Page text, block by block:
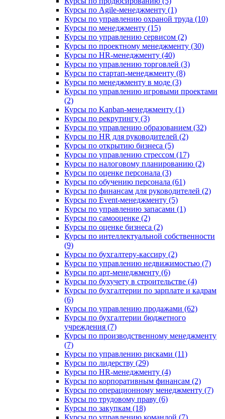
Курсы по Agile-менеджменту (1)
Курсы по управлению охраной труда (10)
Курсы по менеджменту (15)
Курсы по управлению сервисом (2)
Курсы по проектному менеджменту (30)
Курсы по HR-менеджменту (40)
Курсы по управлению торговлей (3)
Курсы по стартап-менеджменту (8)
Курсы по менеджменту в моде (3)
Курсы по управлению игровыми проектами
(2)
Курсы по Kanban-менеджменту (1)
Курсы по рекрутингу (3)
Курсы по управлению образованием (32)
Курсы по HR для руководителей (2)
Курсы по открытию бизнеса (5)
Курсы по управлению стрессом (17)
Курсы по налоговому планированию (2)
Курсы по оценке персонала (3)
Курсы по обучению персонала (61)
Курсы по финансам для руководителей (2)
Курсы по Event-менеджменту (5)
Курсы по управлению запасами (1)
Курсы по самооценке (2)
Курсы по оценке бизнеса (2)
Курсы по интеллектуальной собственности
(9)
Курсы по бухгалтеру-кассиру (2)
Курсы по управлению недвижимостью (7)
Курсы по арт-менеджменту (6)
Курсы по бухучету в строительстве (4)
Курсы по бухгалтерии по зарплате и кадрам
(6)
Курсы по управлению продажами (62)
Курсы по бухгалтерии бюджетного
учреждения (7)
Курсы по производственному менеджменту
(7)
Курсы по управлению рисками (11)
Курсы по лидерству (29)
Курсы по HR-менеджменту (4)
Курсы по корпоративным финансам (2)
Курсы по операционному менеджменту (7)
Курсы по трудовому праву (6)
Курсы по закупкам (18)